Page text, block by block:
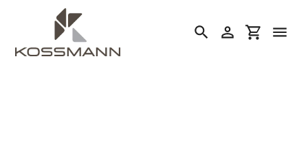
SuchenEinloggen